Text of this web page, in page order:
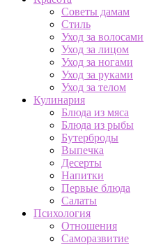
Советы дамам
Стиль
Уход за волосами
Уход за лицом
Уход за ногами
Уход за руками
Уход за телом
Кулинария
Блюда из мяса
Блюда из рыбы
Бутерброды
Выпечка
Десерты
Напитки
Первые блюда
Салаты
Психология
Отношения
Саморазвитие